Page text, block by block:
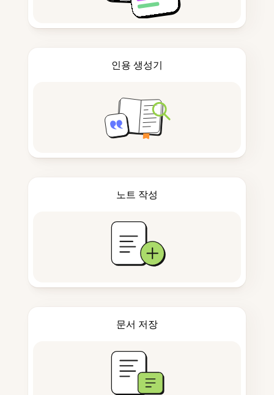
인용 생성기
노트 작성
문서 저장